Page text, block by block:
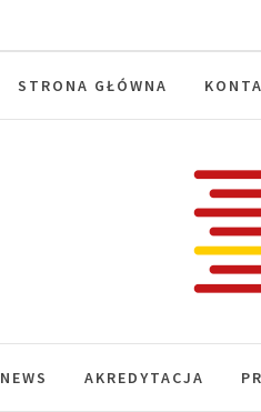
STRONA GŁÓWNA
NEWS AKREDYTACJA